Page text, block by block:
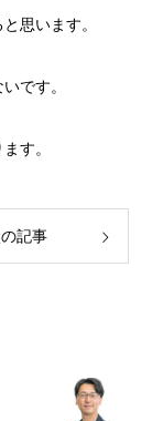
思います。
です。
す。
記事